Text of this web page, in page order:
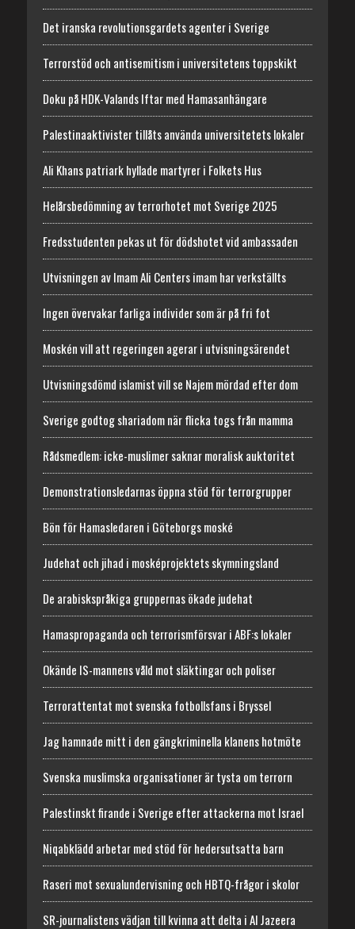
Det iranska revolutionsgardets agenter i Sverige
Terrorstöd och antisemitism i universitetens toppskikt
Doku på HDK-Valands Iftar med Hamasanhängare
Palestinaaktivister tillåts använda universitetets lokaler
Ali Khans patriark hyllade martyrer i Folkets Hus
Helårsbedömning av terrorhotet mot Sverige 2025
Fredsstudenten pekas ut för dödshotet vid ambassaden
Utvisningen av Imam Ali Centers imam har verkställts
Ingen övervakar farliga individer som är på fri fot
Moskén vill att regeringen agerar i utvisningsärendet
Utvisningsdömd islamist vill se Najem mördad efter dom
Sverige godtog shariadom när flicka togs från mamma
Rådsmedlem: icke-muslimer saknar moralisk auktoritet
Demonstrationsledarnas öppna stöd för terrorgrupper
Bön för Hamasledaren i Göteborgs moské
Judehat och jihad i mosképrojektets skymningsland
De arabiskspråkiga gruppernas ökade judehat
Hamaspropaganda och terrorismförsvar i ABF:s lokaler
Okände IS-mannens våld mot släktingar och poliser
Terrorattentat mot svenska fotbollsfans i Bryssel
Jag hamnade mitt i den gängkriminella klanens hotmöte
Svenska muslimska organisationer är tysta om terrorn
Palestinskt firande i Sverige efter attackerna mot Israel
Niqabklädd arbetar med stöd för hedersutsatta barn
Raseri mot sexualundervisning och HBTQ-frågor i skolor
SR-journalistens vädjan till kvinna att delta i Al Jazeera